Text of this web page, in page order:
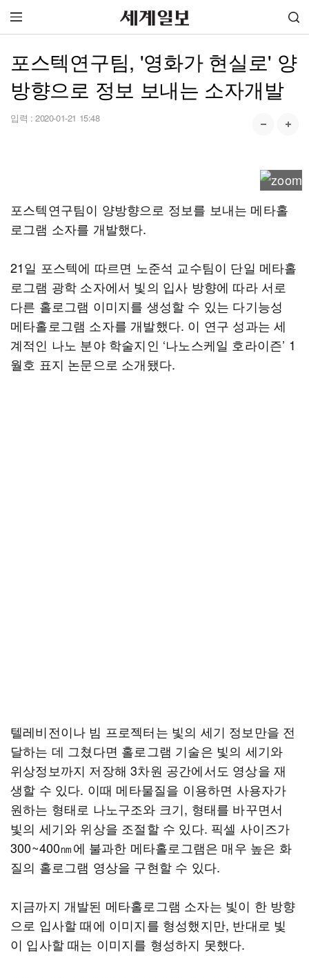
포스텍연구팀, '영화가 현실로' 양
방향으로 정보 보내는 소자개발
입력 : 2020-01-21 15:48
포스텍연구팀이 양방향으로 정보를 보내는 메타홀
로그램 소자를 개발했다.
21일 포스텍에 따르면 노준석 교수팀이 단일 메타홀
로그램 광학 소자에서 빛의 입사 방향에 따라 서로
다른 홀로그램 이미지를 생성할 수 있는 다기능성
메타홀로그램 소자를 개발했다. 이 연구 성과는 세
계적인 나노 분야 학술지인 ‘나노스케일 호라이즌’ 1
월호 표지 논문으로 소개됐다.
텔레비전이나 빔 프로젝터는 빛의 세기 정보만을 전
달하는 데 그쳤다면 홀로그램 기술은 빛의 세기와
위상정보까지 저장해 3차원 공간에서도 영상을 재
생할 수 있다. 이때 메타물질을 이용하면 사용자가
원하는 형태로 나노구조와 크기, 형태를 바꾸면서
빛의 세기와 위상을 조절할 수 있다. 픽셀 사이즈가
300~400㎚에 불과한 메타홀로그램은 매우 높은 화
질의 홀로그램 영상을 구현할 수 있다.
지금까지 개발된 메타홀로그램 소자는 빛이 한 방향
으로 입사할 때에 이미지를 형성했지만, 반대로 빛
이 입사할 때는 이미지를 형성하지 못했다.